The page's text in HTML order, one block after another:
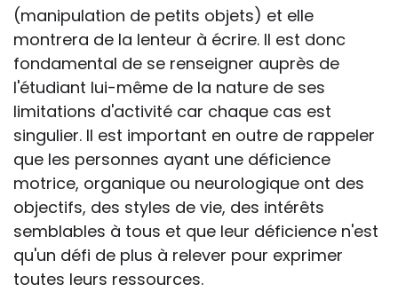
(manipulation de petits objets) et elle
montrera de la lenteur à écrire. Il est donc
fondamental de se renseigner auprès de
l'étudiant lui-même de la nature de ses
limitations d'activité car chaque cas est
singulier. Il est important en outre de rappeler
que les personnes ayant une déficience
motrice, organique ou neurologique ont des
objectifs, des styles de vie, des intérêts
semblables à tous et que leur déficience n'est
qu'un défi de plus à relever pour exprimer
toutes leurs ressources.